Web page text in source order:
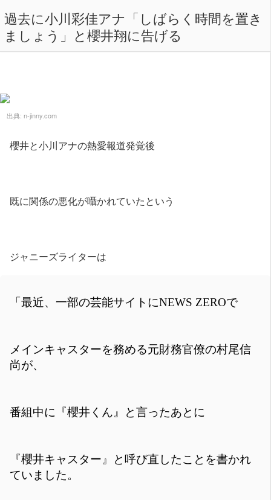
過去に小川彩佳アナ「しばらく時間を置き
ましょう」と櫻井翔に告げる
出典: n-jinny.com
櫻井と小川アナの熱愛報道発覚後
既に関係の悪化が囁かれていたという
ジャニーズライターは
「最近、一部の芸能サイトにNEWS ZEROで
メインキャスターを務める元財務官僚の村尾信
尚が、
番組中に『櫻井くん』と言ったあとに
『櫻井キャスター』と呼び直したことを書かれ
ていました。